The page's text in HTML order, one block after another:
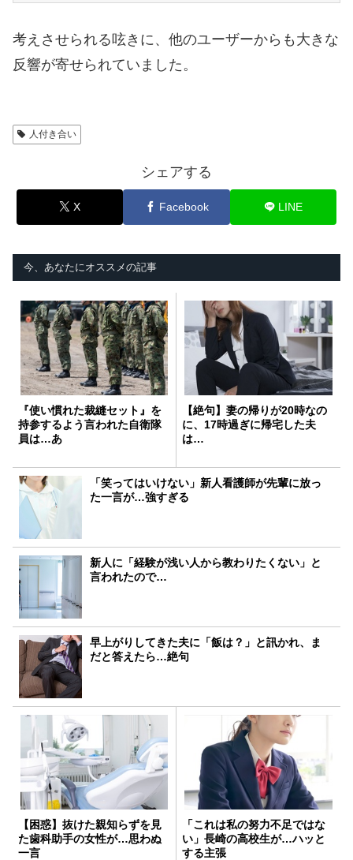
考えさせられる呟きに、他のユーザーからも大きな
反響が寄せられていました。
人付き合い
シェアする
X Facebook LINE
今、あなたにオススメの記事
『使い慣れた裁縫セット』を
持参するよう言われた自衛隊
員は…あ
【絶句】妻の帰りが20時なの
に、17時過ぎに帰宅した夫
は…
「笑ってはいけない」新人看護師が先輩に放っ
た一言が…強すぎる
新人に「経験が浅い人から教わりたくない」と
言われたので…
早上がりしてきた夫に「飯は？」と訊かれ、ま
だと答えたら…絶句
【困惑】抜けた親知らずを見
た歯科助手の女性が…思わぬ
一言
「これは私の努力不足ではな
い」長崎の高校生が…ハッと
する主張